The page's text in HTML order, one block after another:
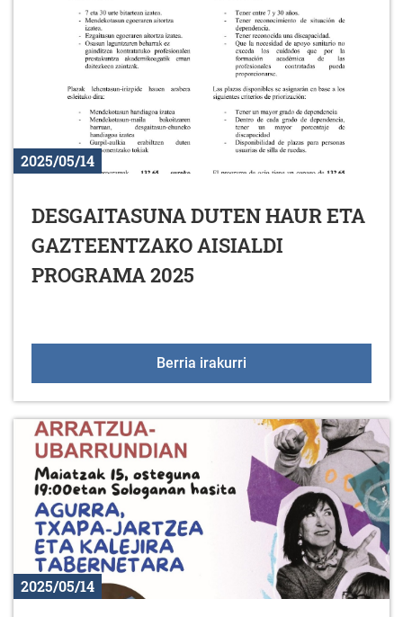
2025/05/14
DESGAITASUNA DUTEN HAUR ETA
GAZTEENTZAKO AISIALDI
PROGRAMA 2025
Berria irakurri
2025/05/14